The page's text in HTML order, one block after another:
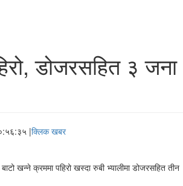
डोजरसहित ३ जना
|क्लिक खबर
खन्ने क्रममा पहिरो खस्दा रुबी भ्यालीमा डोजरसहित तीन